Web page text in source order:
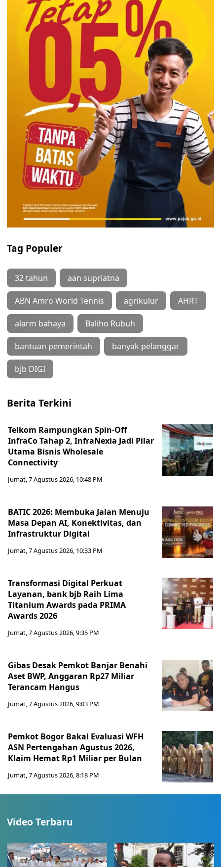
Tag Populer
32 tahun aan supriatna
ABN Amro World Tennis agrikulur AHRT
alarm bahaya Baliho Rubuh
bantuan pemerintah banyak pelanggar
bjb DIGI
Berita Terkini
Telkom Rampungkan Spin-Off
InfraCo Tahap 2, InfraNexia Jadi Pilar
Utama Bisnis Wholesale
Connectivity
Jumat, 7 Agustus 2026, 10:48 PM
BATIC 2026: Membuka Jalan Menuju
Masa Depan AI, Konektivitas, dan
Infrastruktur Digital
Jumat, 7 Agustus 2026, 10:33 PM
Transformasi Digital Perkuat
Layanan, bank bjb Raih Lima
Titanium Awards pada PRIMA
Awards 2026
Jumat, 7 Agustus 2026, 9:35 PM
Gibas Desak Pemkot Banjar Benahi
Aset BWP, Anggaran Rp27 Miliar
Terancam Hangus
Jumat, 7 Agustus 2026, 9:03 PM
Pemkot Bogor Bakal Evaluasi WFH
ASN Pertengahan Agustus 2026,
Klaim Hemat Rp1 Miliar per Bulan
Jumat, 7 Agustus 2026, 8:18 PM
Video Terbaru